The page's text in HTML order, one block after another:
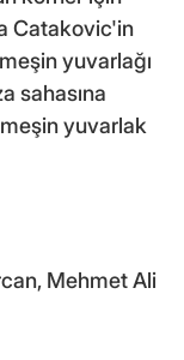
Catakovic'in
yuvarlağı
sahasına
yuvarlak
Mehmet Ali